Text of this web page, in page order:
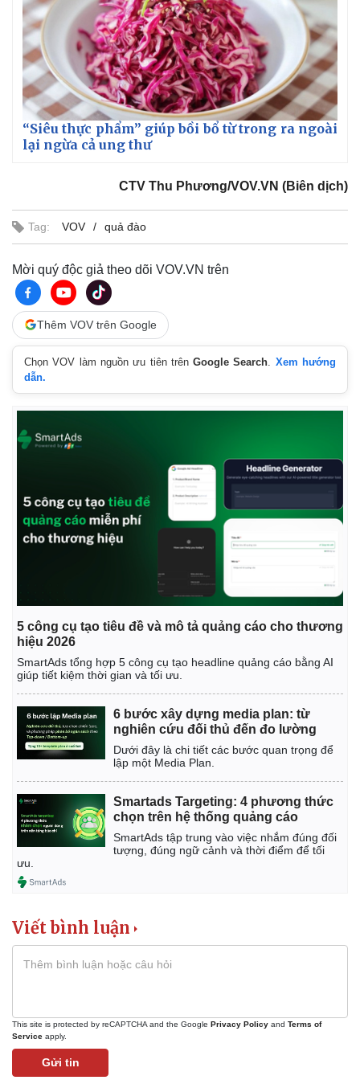
Kinh tế
Bất động sản
Khởi nghiệp
Giá vàng
Tỷ giá
Chứng khoán
Giá cà phê
“Siêu thực phẩm” giúp bồi bổ từ trong ra ngoài
lại ngừa cả ung thư
CTV Thu Phương/VOV.VN (Biên dịch)
Tag: VOV quả đào
Mời quý độc giả theo dõi VOV.VN trên
Thêm VOV trên Google
Chọn VOV làm nguồn ưu tiên trênGoogle Search
Xem hướng
dẫn.
5 công cụ tạo tiêu đề và mô tả quảng cáo cho thương
hiệu 2026
SmartAds tổng hợp 5 công cụ tạo headline quảng cáo bằng AI
giúp tiết kiệm thời gian và tối ưu.
6 bước xây dựng media plan: từ
nghiên cứu đối thủ đến đo lường
Dưới đây là chi tiết các bước quan trọng để
lập một Media Plan.
Smartads Targeting: 4 phương thức
chọn trên hệ thống quảng cáo
SmartAds tập trung vào việc nhắm đúng đối
tượng, đúng ngữ cảnh và thời điểm để tối
ưu.
Viết bình luận
This site is protected by reCAPTCHA and the Google Privacy Policy and Terms of
Service apply.
Gửi tin